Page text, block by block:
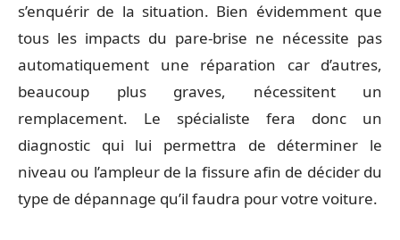
s’enquérir de la situation. Bien évidemment que
tous les impacts du pare-brise ne nécessite pas
automatiquement une réparation car d’autres,
beaucoup plus graves, nécessitent un
remplacement. Le spécialiste fera donc un
diagnostic qui lui permettra de déterminer le
niveau ou l’ampleur de la fissure afin de décider du
type de dépannage qu’il faudra pour votre voiture.